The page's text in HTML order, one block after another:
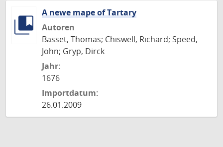
A newe mape of Tartary
Autoren
Basset, Thomas; Chiswell, Richard; Speed,
John; Gryp, Dirck
Jahr:
1676
Importdatum:
26.01.2009